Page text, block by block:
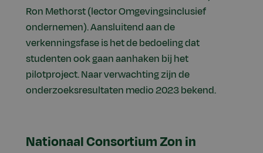
Ron Methorst (lector Omgevingsinclusief
ondernemen). Aansluitend aan de
verkenningsfase is het de bedoeling dat
studenten ook gaan aanhaken bij het
pilotproject. Naar verwachting zijn de
onderzoeksresultaten medio 2023 bekend.
Nationaal Consortium Zon in